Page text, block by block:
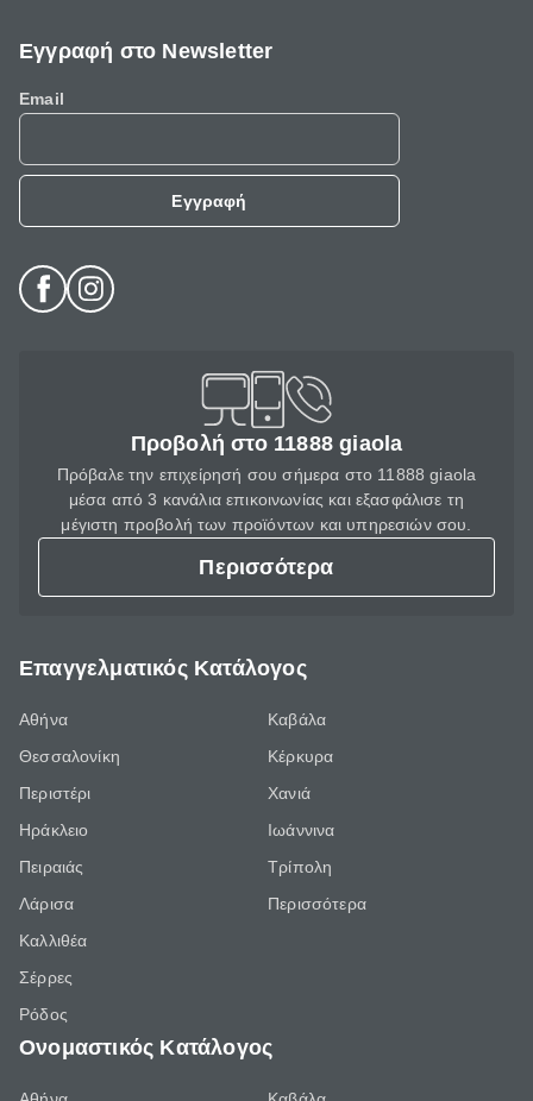
Εγγραφή στο Newsletter
Email
Εγγραφή
Προβολή στο 11888 giaola
Πρόβαλε την επιχείρησή σου σήμερα στο 11888 giaola
μέσα από 3 κανάλια επικοινωνίας και εξασφάλισε τη
μέγιστη προβολή των προϊόντων και υπηρεσιών σου.
Περισσότερα
Επαγγελματικός Κατάλογος
Αθήνα
Θεσσαλονίκη
Περιστέρι
Ηράκλειο
Πειραιάς
Λάρισα
Καλλιθέα
Σέρρες
Ρόδος
Καβάλα
Κέρκυρα
Χανιά
Ιωάννινα
Τρίπολη
Περισσότερα
Ονομαστικός Κατάλογος